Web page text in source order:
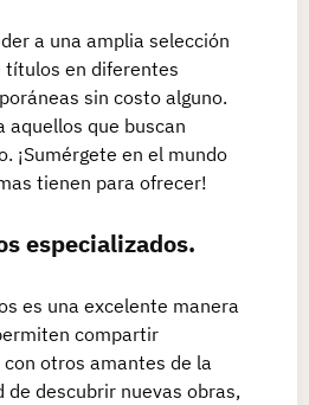
a una amplia selección
títulos en diferentes
sin costo alguno.
aquellos que buscan
¡Sumérgete en el mundo
tienen para ofrecer!
especializados.
es una excelente manera
compartir
otros amantes de la
descubrir nuevas obras,